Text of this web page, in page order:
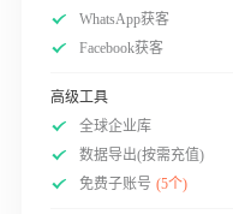
WhatsApp获客
Facebook获客
高级工具
全球企业库
数据导出(按需充值)
免费子账号 (5个)